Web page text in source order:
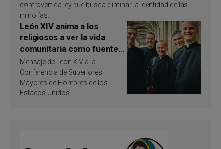
controvertida ley que busca eliminar la identidad de las
minorías.
León XIV anima a los
religiosos a ver la vida
comunitaria como fuente
de inspiración y
santificación
Mensaje de León XIV a la
Conferencia de Superiores
Mayores de Hombres de los
Estados Unidos